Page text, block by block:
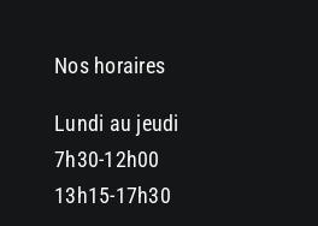
Nos horaires
Lundi au jeudi
7h30-12h00
13h15-17h30